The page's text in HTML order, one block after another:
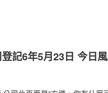
記6年5月23日 今日